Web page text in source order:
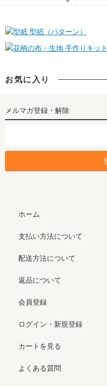
型紙（パターン）
手作りキット
お気に入り
メルマガ登録・解除
ホーム
支払い方法について
配送方法について
返品について
会員登録
ログイン・新規登録
カートを見る
よくある質問